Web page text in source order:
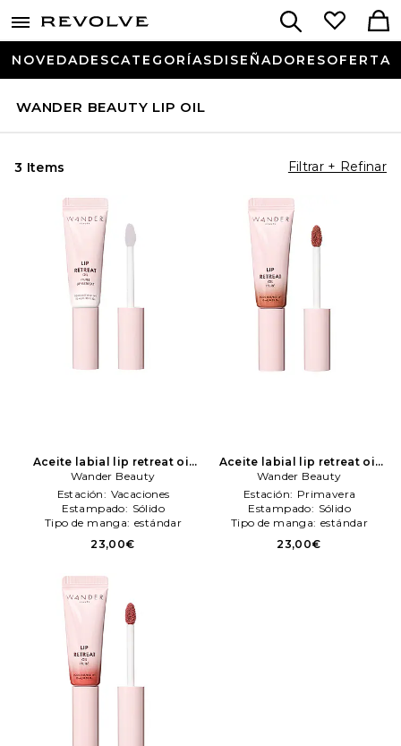
NOVEDADESCATEGORÍASDISEÑADORESOFERTA
WANDER BEAUTY LIP OIL
3 Items Filtrar + Refinar
Aceite labial lip retreat oil
en color blanco Wander
Beauty
Wander Beauty
Estación: Vacaciones
Estampado: Sólido
Tipo de manga: estándar
23,00€
Aceite labial lip retreat oil
en color Nude Wander
Beauty
Wander Beauty
Estación: Primavera
Estampado: Sólido
Tipo de manga: estándar
23,00€